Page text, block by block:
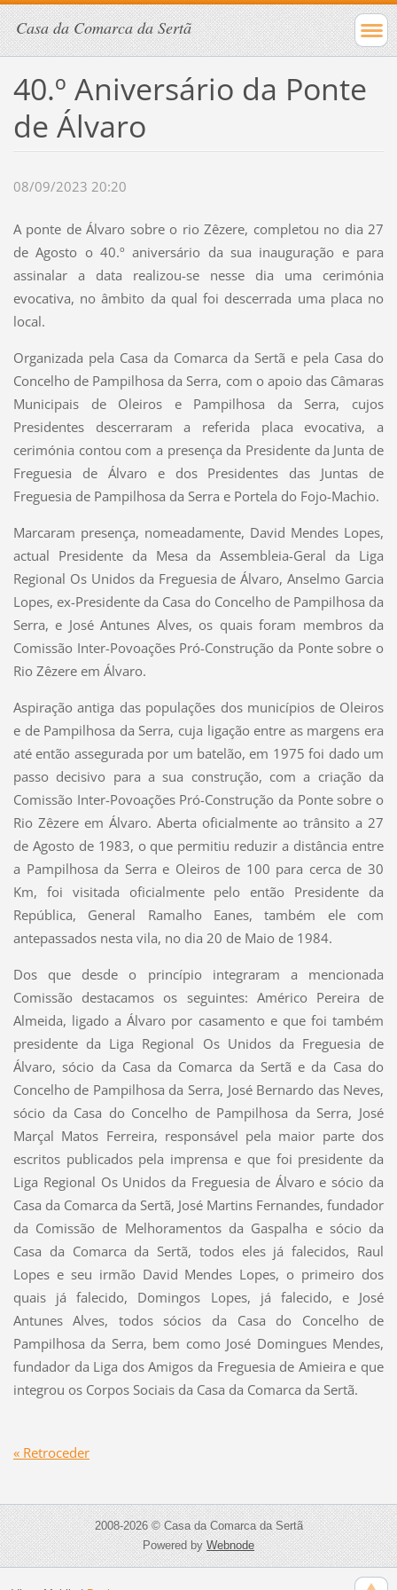
Casa da Comarca da Sertã
40.º Aniversário da Ponte
de Álvaro
08/09/2023 20:20
A ponte de Álvaro sobre o rio Zêzere, completou no dia 27
de Agosto o 40.º aniversário da sua inauguração e para
assinalar a data realizou-se nesse dia uma cerimónia
evocativa, no âmbito da qual foi descerrada uma placa no
local.
Organizada pela Casa da Comarca da Sertã e pela Casa do
Concelho de Pampilhosa da Serra, com o apoio das Câmaras
Municipais de Oleiros e Pampilhosa da Serra, cujos
Presidentes descerraram a referida placa evocativa, a
cerimónia contou com a presença da Presidente da Junta de
Freguesia de Álvaro e dos Presidentes das Juntas de
Freguesia de Pampilhosa da Serra e Portela do Fojo-Machio.
Marcaram presença, nomeadamente, David Mendes Lopes,
actual Presidente da Mesa da Assembleia-Geral da Liga
Regional Os Unidos da Freguesia de Álvaro, Anselmo Garcia
Lopes, ex-Presidente da Casa do Concelho de Pampilhosa da
Serra, e José Antunes Alves, os quais foram membros da
Comissão Inter-Povoações Pró-Construção da Ponte sobre o
Rio Zêzere em Álvaro.
Aspiração antiga das populações dos municípios de Oleiros
e de Pampilhosa da Serra, cuja ligação entre as margens era
até então assegurada por um batelão, em 1975 foi dado um
passo decisivo para a sua construção, com a criação da
Comissão Inter-Povoações Pró-Construção da Ponte sobre o
Rio Zêzere em Álvaro. Aberta oficialmente ao trânsito a 27
de Agosto de 1983, o que permitiu reduzir a distância entre
a Pampilhosa da Serra e Oleiros de 100 para cerca de 30
Km, foi visitada oficialmente pelo então Presidente da
República, General Ramalho Eanes, também ele com
antepassados nesta vila, no dia 20 de Maio de 1984.
Dos que desde o princípio integraram a mencionada
Comissão destacamos os seguintes: Américo Pereira de
Almeida, ligado a Álvaro por casamento e que foi também
presidente da Liga Regional Os Unidos da Freguesia de
Álvaro, sócio da Casa da Comarca da Sertã e da Casa do
Concelho de Pampilhosa da Serra, José Bernardo das Neves,
sócio da Casa do Concelho de Pampilhosa da Serra, José
Marçal Matos Ferreira, responsável pela maior parte dos
escritos publicados pela imprensa e que foi presidente da
Liga Regional Os Unidos da Freguesia de Álvaro e sócio da
Casa da Comarca da Sertã, José Martins Fernandes, fundador
da Comissão de Melhoramentos da Gaspalha e sócio da
Casa da Comarca da Sertã, todos eles já falecidos, Raul
Lopes e seu irmão David Mendes Lopes, o primeiro dos
quais já falecido, Domingos Lopes, já falecido, e José
Antunes Alves, todos sócios da Casa do Concelho de
Pampilhosa da Serra, bem como José Domingues Mendes,
fundador da Liga dos Amigos da Freguesia de Amieira e que
integrou os Corpos Sociais da Casa da Comarca da Sertã.
« Retroceder
2008-2026 © Casa da Comarca da Sertã
Powered byWebnode